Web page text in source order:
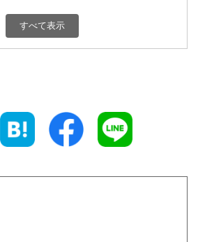
800円 富山県
800円 三重県
すべて表示